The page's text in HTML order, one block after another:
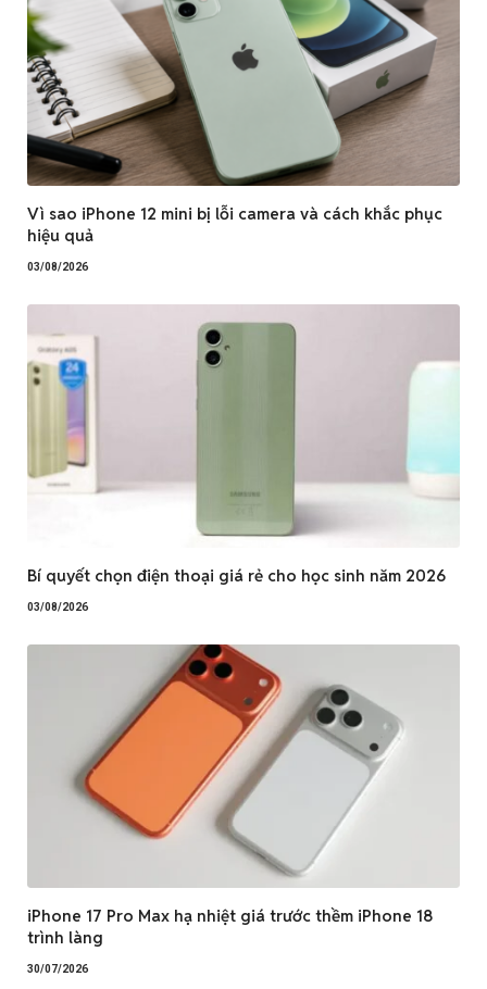
Vì sao iPhone 12 mini bị lỗi camera và cách khắc phục
hiệu quả
03/08/2026
Bí quyết chọn điện thoại giá rẻ cho học sinh năm 2026
03/08/2026
iPhone 17 Pro Max hạ nhiệt giá trước thềm iPhone 18
trình làng
30/07/2026